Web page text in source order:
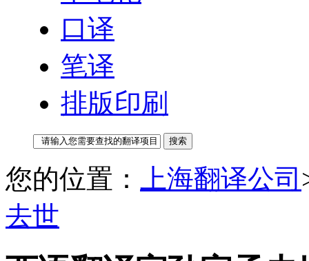
口译
笔译
排版印刷
您的位置： 上海翻译公司
去世